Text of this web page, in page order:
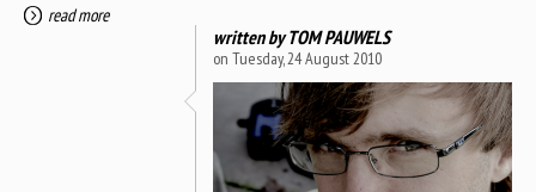
read more
written byTOM PAUWELS
on Tuesday, 24 August 2010